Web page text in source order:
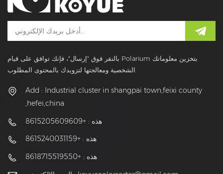
بالنقر فوق "إرسال"، فإنك توافق على قيام Polarium بتخزين معلوماتك
الشخصية ومعالجتها لتزويدك بالمحتوى المطلوب.
Add : Industrial cluster in shangpai town,feixi county
,hefei,china
هذه : +8615205609609
هذه : +8615240031159
هذه : +8618715519550